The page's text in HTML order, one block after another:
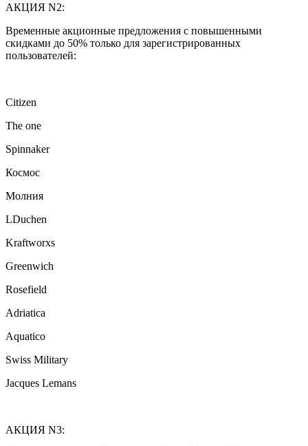
АКЦИЯ N2:
Временные акционные предложения с повышенными
скидками до 50% только для зарегистрированных
пользователей:
Citizen
The one
Spinnaker
Космос
Молния
LDuchen
Kraftworxs
Greenwich
Rosefield
Adriatica
Aquatico
Swiss Military
Jacques Lemans
АКЦИЯ N3: